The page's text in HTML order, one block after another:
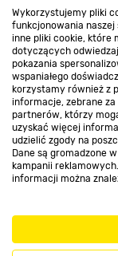
Wykorzystujemy pliki
funkcjonowania
inne pliki cookie, które
dotyczących
pokazania
wspaniałego
korzystamy również z
informacje, zebrane
partnerów, którzy
uzyskać więcej
udzielić zgody na
Dane są gromadzone
kampanii
informacji można
Nasze sklepy
O nas
Kontakt do
Strefa
Dołącz do nas